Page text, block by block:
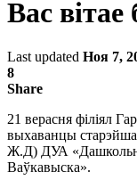
Вас вітае
Last updated Ноя 7,
8
Share
21 верасня філіял
выхаванцы
Ж.Д) ДУА
Ваўкавыска».